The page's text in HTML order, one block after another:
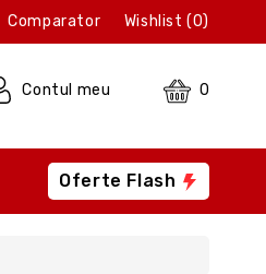
Comparator Wishlist (0)
Contul meu 0
Oferte Flash